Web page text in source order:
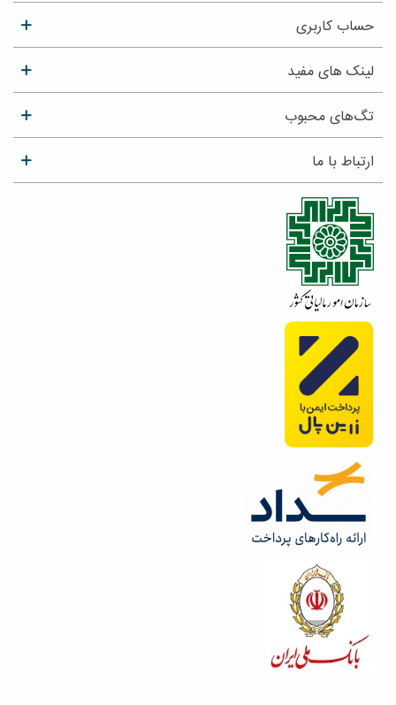
حساب کاربری
لینک های مفید
تگ‌های محبوب
ارتباط با ما